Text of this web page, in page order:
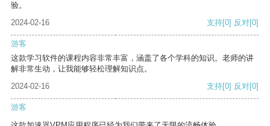
验。
2024-02-16
支持[0] 反对[0]
游客
这款学习软件的课程内容非常丰富，涵盖了各个学科的知识。老师的讲
解非常生动，让我能够轻松理解知识点。
2024-02-16
支持[0] 反对[0]
游客